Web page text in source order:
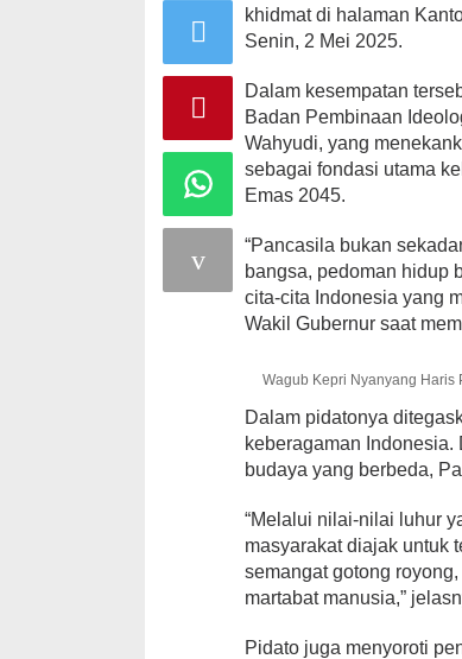
khidmat di halaman
Senin, 2 Mei 2025.
Dalam kesempatan
Badan Pembinaan
Wahyudi, yang
sebagai fondasi utama
Emas 2045.
“Pancasila bukan
bangsa, pedoman hidup
cita-cita Indonesia yang
Wakil Gubernur saat
Wagub Kepri Nyanyang Haris
Dalam pidatonya
keberagaman Indonesia.
budaya yang berbeda,
“Melalui nilai-nilai luhur
masyarakat diajak untuk
semangat gotong
martabat manusia,”
Pidato juga menyoroti